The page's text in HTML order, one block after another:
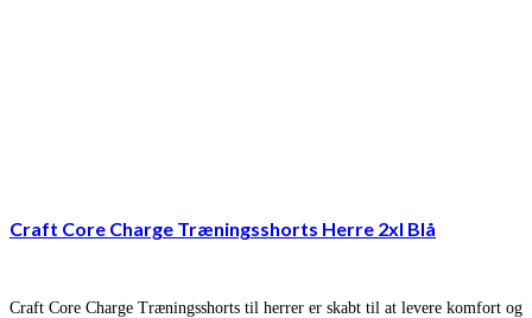
Craft Core Charge Træningsshorts Herre 2xl Blå
Craft Core Charge Træningsshorts til herrer er skabt til at levere komfort og